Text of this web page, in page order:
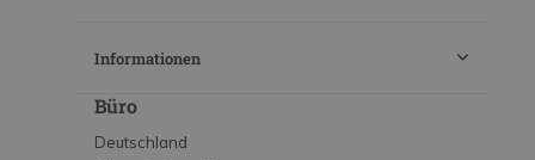
Informationen
Büro
Deutschland